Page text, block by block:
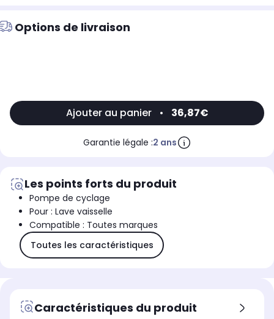
Options de livraison
Ajouter au panier • 36,87€
Garantie légale :2 ans
Les points forts du produit
Pompe de cyclage
Pour : Lave vaisselle
Compatible : Toutes marques
Toutes les caractéristiques
Caractéristiques du produit